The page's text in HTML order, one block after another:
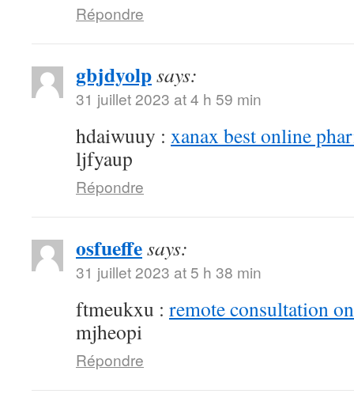
Répondre
gbjdyolpsays:
31 juillet 2023 at 4 h 59 min
hdaiwuuy : xanax best online
ljfyaup
Répondre
osfueffesays:
31 juillet 2023 at 5 h 38 min
ftmeukxu : remote consultation
mjheopi
Répondre